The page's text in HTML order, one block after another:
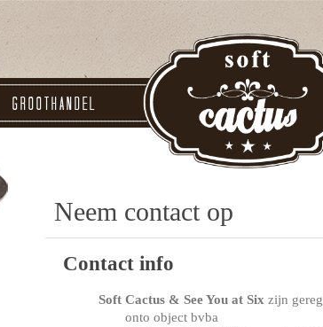
Groothandel
Neem contact op
Contact info
Soft Cactus & See You at Six zijn
onto object bvba